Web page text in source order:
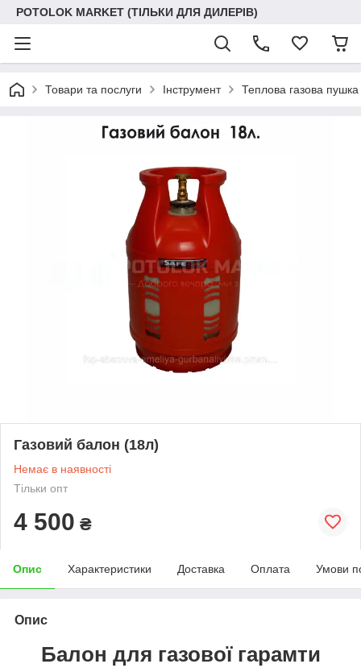
POTOLOK MARKET (ТІЛЬКИ ДЛЯ ДИЛЕРІВ)
Товари та послуги Інструмент Теплова газова пушка
Газовий балон (18л)
Немає в наявності
Тільки опт
4 500 ₴
Опис Характеристики Доставка Оплата Умови
Опис
Балон для газової гарамти